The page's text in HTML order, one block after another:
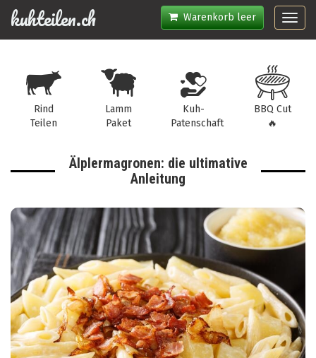
Warenkorb leer
kuhteilen.ch
Rind
Teilen
Lamm
Paket
Kuh-
Patenschaft
BBQ Cut
🔥
Älplermagronen: die ultimative
Anleitung